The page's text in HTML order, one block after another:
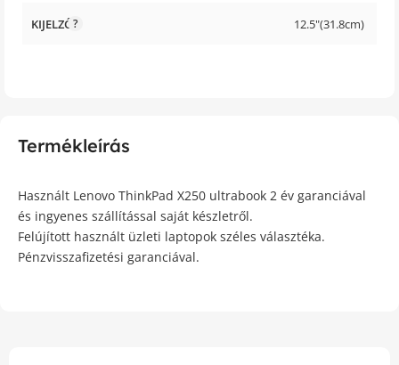
Termékleírás
Használt Lenovo ThinkPad X250 ultrabook 2 év garanciával
és ingyenes szállítással saját készletről.
Felújított használt üzleti laptopok széles választéka.
Pénzvisszafizetési garanciával.
KIJELZŐ 12.5"(31.8cm)